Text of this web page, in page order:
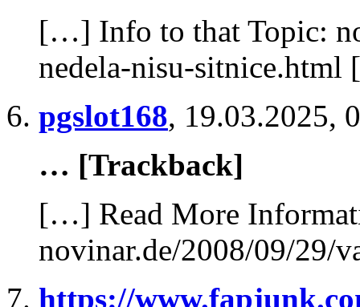
[…] Info to that Topic:
nedela-nisu-
pgslot168, 19.03.2025,
… [Trackback]
[…] Read More
novinar.de/2008/09/29/
https://